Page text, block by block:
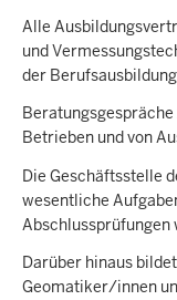
Alle
und
der
Betrieben und von
Die Geschäftsstelle
wesentliche
Abschlussprüfungen
Darüber hinaus
Geomatiker/innen